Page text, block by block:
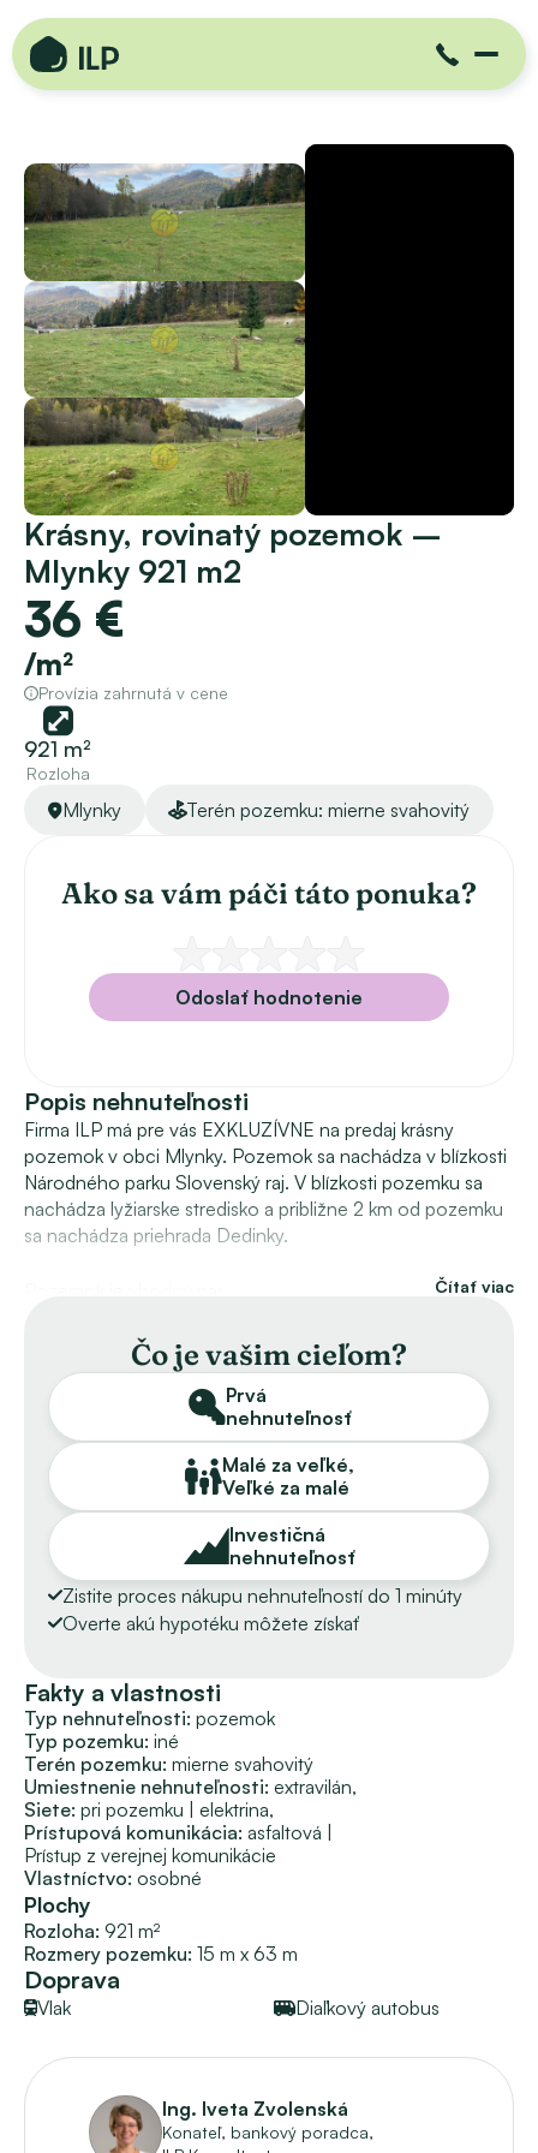
Krásny, rovinatý pozemok –
Mlynky 921 m2
36 €
/m²
Provízia zahrnutá v cene
921 m²
Rozloha
Mlynky Terén pozemku: mierne svahovitý
Ako sa vám páči táto ponuka?
Odoslať hodnotenie
Popis nehnuteľnosti
Firma ILP má pre vás EXKLUZÍVNE na predaj krásny
pozemok v obci Mlynky. Pozemok sa nachádza v blízkosti
Národného parku Slovenský raj. V blízkosti pozemku sa
nachádza lyžiarske stredisko a približne 2 km od pozemku
sa nachádza priehrada Dedinky.
– výstavbu RD, chaty, alebo penziónu,
– na hospodárske účely.
Výmera pozemku:
– Šírka pozemku 15 m,
– dĺžka pozemku 63 m,
– plocha pozemku 921 m2.
Cena nehnuteľnosti je 36 EUR / m2.
Zaujala vás táto príležitosť?
Volajte na číslo 0910 511 483, Ing. Iva ZVOLENSKÁ vám
Naša firma vám je k dispozícii v právnom poradenstve,
príprave zmlúv, PREPISE ENERGIÍ a aj v prípade hľadania
možnosti FINANCOVANIA.
Firma ILP svojim klientom zároveň vie poradiť s
prerobením priestoru novej nehnuteľnosti, s jej
predbežným rozpočtom a s VÝSTAVBOU RODINNÝCH
DOMOV.
Ceny nehnuteľností sú stanovené majiteľmi a naše
uvedené ceny zahŕňajú provízie s kompletným servisom
spojeným so zmenou bývania.
Čítať viac
Čo je vašim cieľom?
Prvá
nehnuteľnosť
Malé za veľké,
Veľké za malé
Investičná
nehnuteľnosť
Zistite proces nákupu nehnuteľností do 1 minúty
Overte akú hypotéku môžete získať
Fakty a vlastnosti
Typ nehnuteľnosti: pozemok
Typ pozemku: iné
Terén pozemku: mierne svahovitý
Umiestnenie nehnuteľnosti: extravilán,
Siete: pri pozemku
elektrina,
Prístupová komunikácia: asfaltová
Prístup z verejnej komunikácie
Vlastníctvo: osobné
Plochy
Rozloha: 921 m²
Rozmery pozemku: 15 m x 63 m
Doprava
Vlak Diaľkový autobus
Ing. Iveta Zvolenská
Konateľ, bankový poradca,